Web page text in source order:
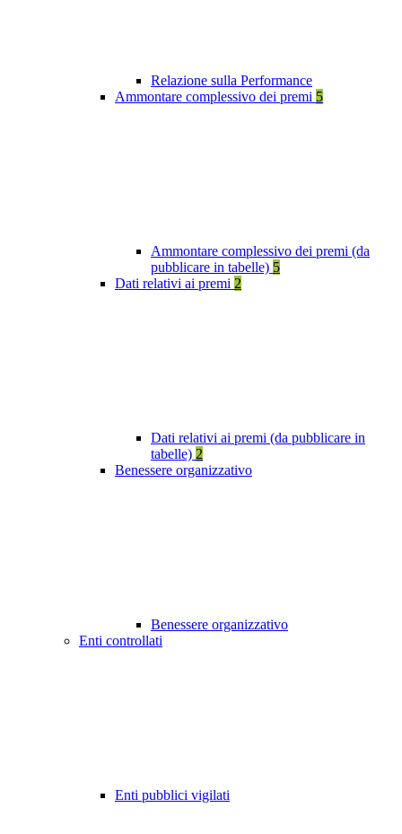
Relazione sulla Performance
Ammontare complessivo dei premi 5
Ammontare complessivo dei premi (da
pubblicare in tabelle) 5
Dati relativi ai premi 2
Dati relativi ai premi (da pubblicare in
tabelle) 2
Benessere organizzativo
Benessere organizzativo
Enti controllati
Enti pubblici vigilati